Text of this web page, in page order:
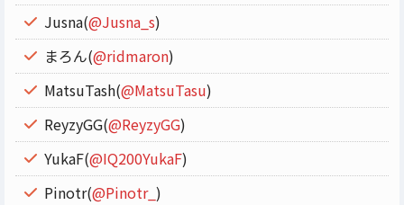
Jusna(@Jusna_s)
まろん(@ridmaron)
MatsuTash(@MatsuTasu)
ReyzyGG(@ReyzyGG)
YukaF(@IQ200YukaF)
Pinotr(@Pinotr_ )